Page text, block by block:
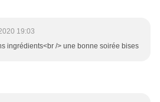
19:03
ingrédients<br /> une bonne soirée bises